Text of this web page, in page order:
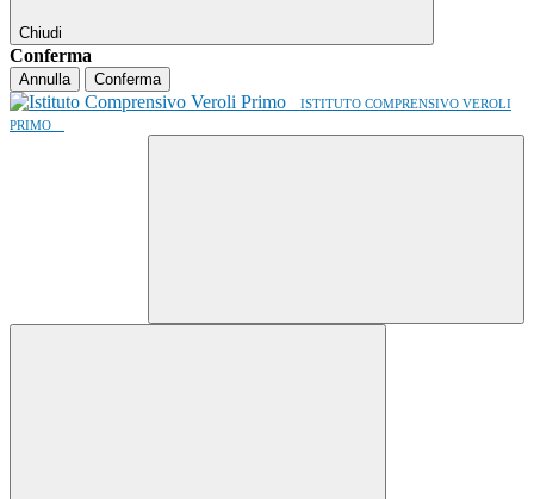
Chiudi
Conferma
Annulla Conferma
ISTITUTO COMPRENSIVO VEROLI
PRIMO